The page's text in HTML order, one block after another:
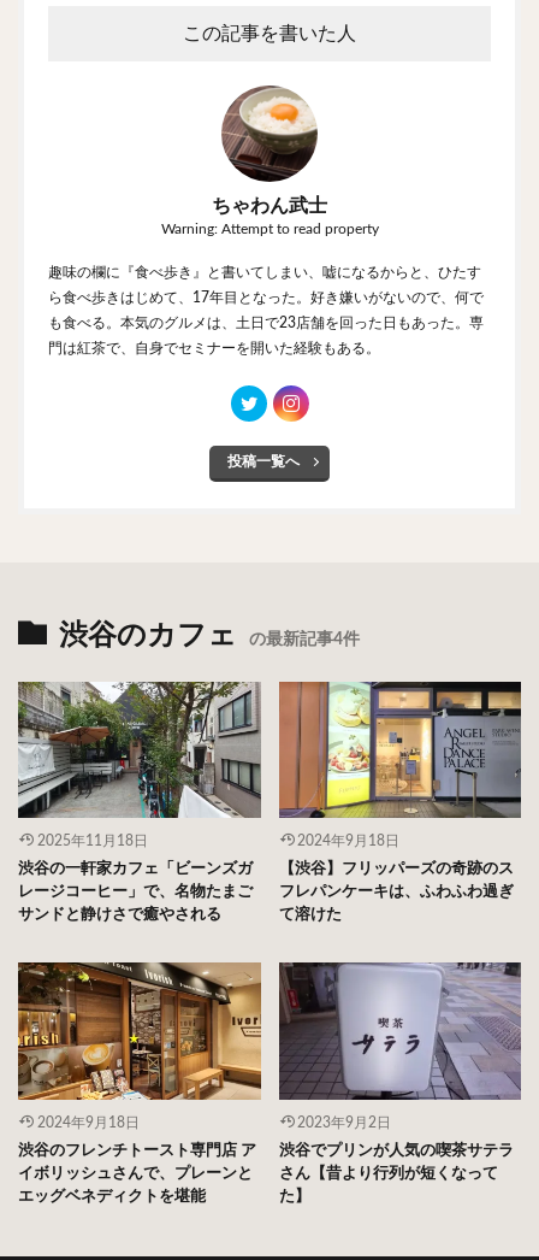
この記事を書いた人
ちゃわん武士
Warning: Attempt to read property
趣味の欄に『食べ歩き』と書いてしまい、嘘になるからと、ひたす
ら食べ歩きはじめて、17年目となった。好き嫌いがないので、何で
も食べる。本気のグルメは、土日で23店舗を回った日もあった。専
門は紅茶で、自身でセミナーを開いた経験もある。
投稿一覧へ
渋谷のカフェ の最新記事4件
2025年11月18日
渋谷の一軒家カフェ「ビーンズガ
レージコーヒー」で、名物たまご
サンドと静けさで癒やされる
2024年9月18日
【渋谷】フリッパーズの奇跡のス
フレパンケーキは、ふわふわ過ぎ
て溶けた
2024年9月18日
渋谷のフレンチトースト専門店 ア
イボリッシュさんで、プレーンと
エッグベネディクトを堪能
2023年9月2日
渋谷でプリンが人気の喫茶サテラ
さん【昔より行列が短くなって
た】